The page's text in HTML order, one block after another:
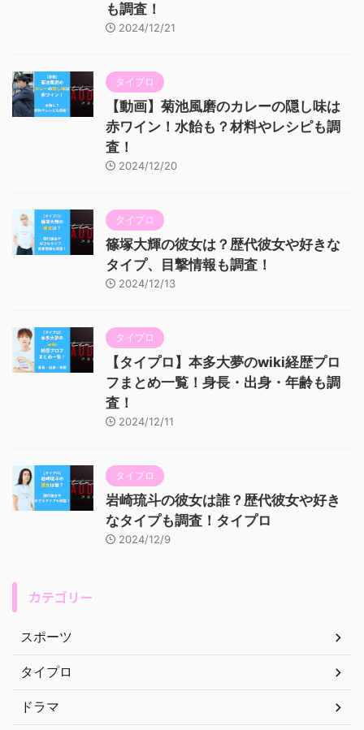
も調査！
2024/12/21
タイプロ
【動画】菊池風磨のカレーの隠し味は
赤ワイン！水飴も？材料やレシピも調
査！
2024/12/20
タイプロ
篠塚大輝の彼女は？歴代彼女や好きな
タイプ、目撃情報も調査！
2024/12/13
タイプロ
【タイプロ】本多大夢のwiki経歴プロ
フまとめ一覧！身長・出身・年齢も調
査！
2024/12/11
タイプロ
岩崎琉斗の彼女は誰？歴代彼女や好き
なタイプも調査！タイプロ
2024/12/9
カテゴリー
スポーツ
タイプロ
ドラマ